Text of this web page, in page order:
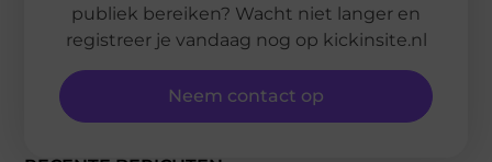
publiek bereiken? Wacht niet langer en
registreer je vandaag nog op kickinsite.nl
Neem contact op